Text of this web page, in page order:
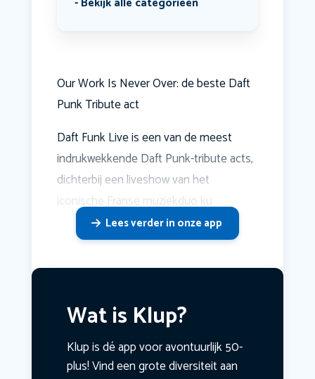
Our Work Is Never Over: de beste Daft
Punk Tribute act
Daft Funk Live is een van de meest
indrukwekkende Daft Punk-tribute acts,
dichterbij een liveshow van het
iconische Franse muziekduo ku
Lees verder in onze app
Wat is Klup?
Klup is dé app voor avontuurlijk 50-
plus! Vind een grote diversiteit aan